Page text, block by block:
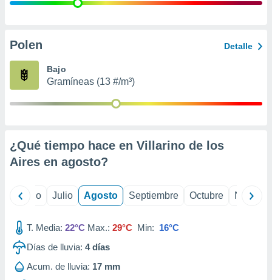
e
publicidad
Polen Detalle
Bajo
Gramíneas (13 #/m³)
¿Qué tiempo hace en Villarino de los
Aires en agosto?
Junio Julio Agosto Septiembre Octubre
T. Media: 22°C Max.: 29°C Min: 16°C
Días de lluvia: 4días
Acum. de lluvia: 17 mm